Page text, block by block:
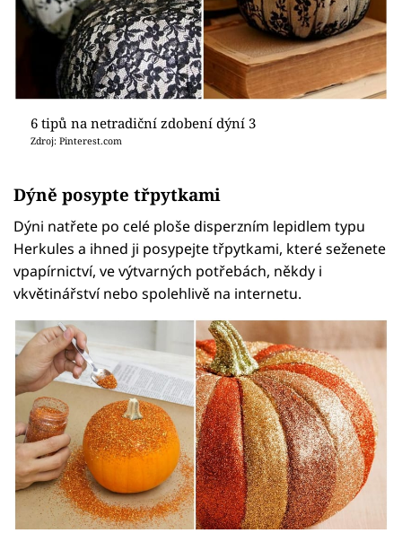
6 tipů na netradiční zdobení dýní 3
Zdroj: Pinterest.com
Dýně posypte třpytkami
Dýni natřete po celé ploše disperzním lepidlem typu
Herkules a ihned ji posypejte třpytkami, které seženete
vpapírnictví, ve výtvarných potřebách, někdy i
vkvětinářství nebo spolehlivě na internetu.